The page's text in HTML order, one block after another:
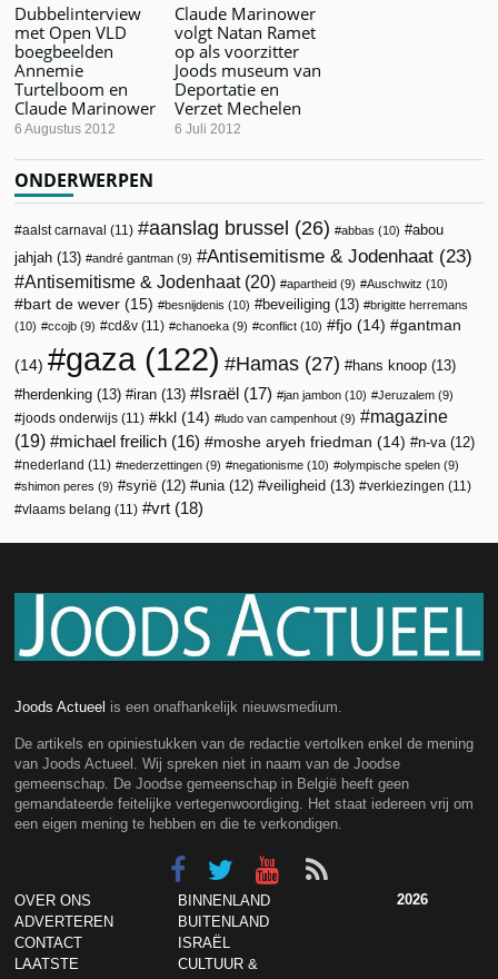
Dubbelinterview
met Open VLD
boegbeelden
Annemie
Turtelboom en
Claude Marinower
6 Augustus 2012
Claude Marinower
volgt Natan Ramet
op als voorzitter
Joods museum van
Deportatie en
Verzet Mechelen
6 Juli 2012
ONDERWERPEN
aalst carnaval (11) aanslag brussel (26) abbas (10)
abou
jahjah (13) andré gantman (9) Antisemitisme & Jodenhaat (23)
Antisemitisme & Jodenhaat(20) apartheid (9) Auschwitz (10)
bart de wever (15) besnijdenis (10) beveiliging (13)
brigitte herremans
(10)
ccojb (9) cd&v (11) chanoeka (9) conflict (10) fjo (14) gantman
(14) gaza(122) Hamas (27) hans knoop (13)
herdenking (13) iran (13) Israël (17) jan jambon (10) Jeruzalem (9)
joods onderwijs (11) kkl (14) ludo van campenhout (9)
magazine
(19)
michael freilich (16) moshe aryeh friedman (14) n-va(12)
nederland (11) nederzettingen (9) negationisme (10) olympische spelen (9)
shimon peres (9) syrië (12) unia(12) veiligheid (13) verkiezingen (11)
vlaams belang (11) vrt (18)
Joods Actueel is een onafhankelijk nieuwsmedium.
De artikels en opiniestukken van de redactie vertolken enkel de mening
van Joods Actueel. Wij spreken niet in naam van de Joodse
gemeenschap. De Joodse gemeenschap in België heeft geen
gemandateerde feitelijke vertegenwoordiging. Het staat iedereen vrij om
een eigen mening te hebben en die te verkondigen.
OVER ONS
ADVERTEREN
CONTACT
LAATSTE
BINNENLAND
BUITENLAND
ISRAËL
CULTUUR &
2026